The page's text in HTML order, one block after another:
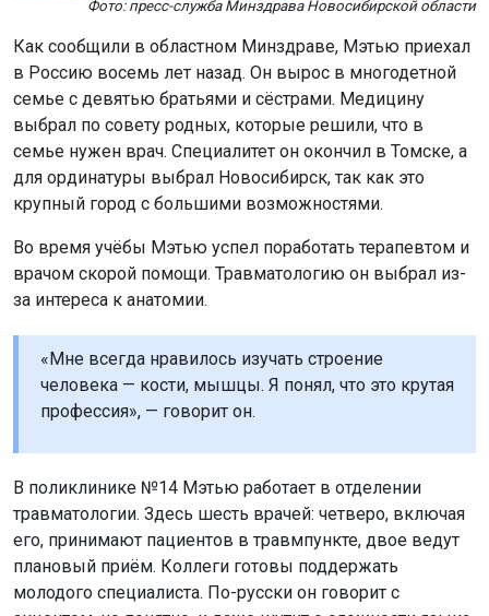
«Мне всегда нравилось изучать строение
человека — кости, мышцы. Я понял, что это крутая
профессия», — говорит он.
В поликлинике №14 Мэтью работает в отделении
травматологии. Здесь шесть врачей: четверо, включая
его, принимают пациентов в травмпункте, двое ведут
плановый приём. Коллеги готовы поддержать
На родину Мэтью возвращаться пока не планирует.
Ранееврач из Замбии стал участковым терапевтом в
Поделиться новостью:
анализа посещаемости и улучшения качества сервиса. Для
аналитики применяются сервисыЯндекс.Метрика,Mail.ruи
LiveInternet. Продолжая пользоваться сайтом, вы
соглашаетесь с использованием файлов cookie.
Принять